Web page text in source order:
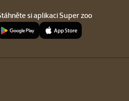
si aplikaci Super zoo